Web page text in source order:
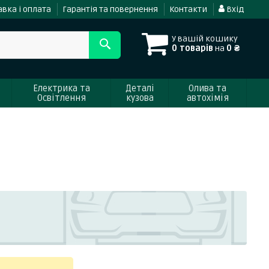
і оплата Гарантія та повернення Контакти Вхід
У вашій кошику
0 товарів на 0 ₴
Електрика та
Освітлення
Деталі
кузова
Олива та
автохімія